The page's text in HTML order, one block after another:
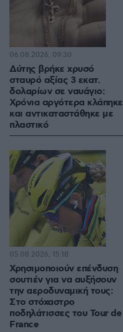
Δύτης βρήκε χρυσό
σταυρό αξίας 3 εκατ.
δολαρίων σε ναυάγιο:
Χρόνια αργότερα κλάπηκε
και αντικαταστάθηκε με
πλαστικό
06.08.2026, 09:30
Χρησιμοποιούν επένδυση
σουτιέν για να αυξήσουν
την αεροδυναμική τους:
Στο στόχαστρο
ποδηλάτισσες του Tour de
France
05.08.2026, 15:18